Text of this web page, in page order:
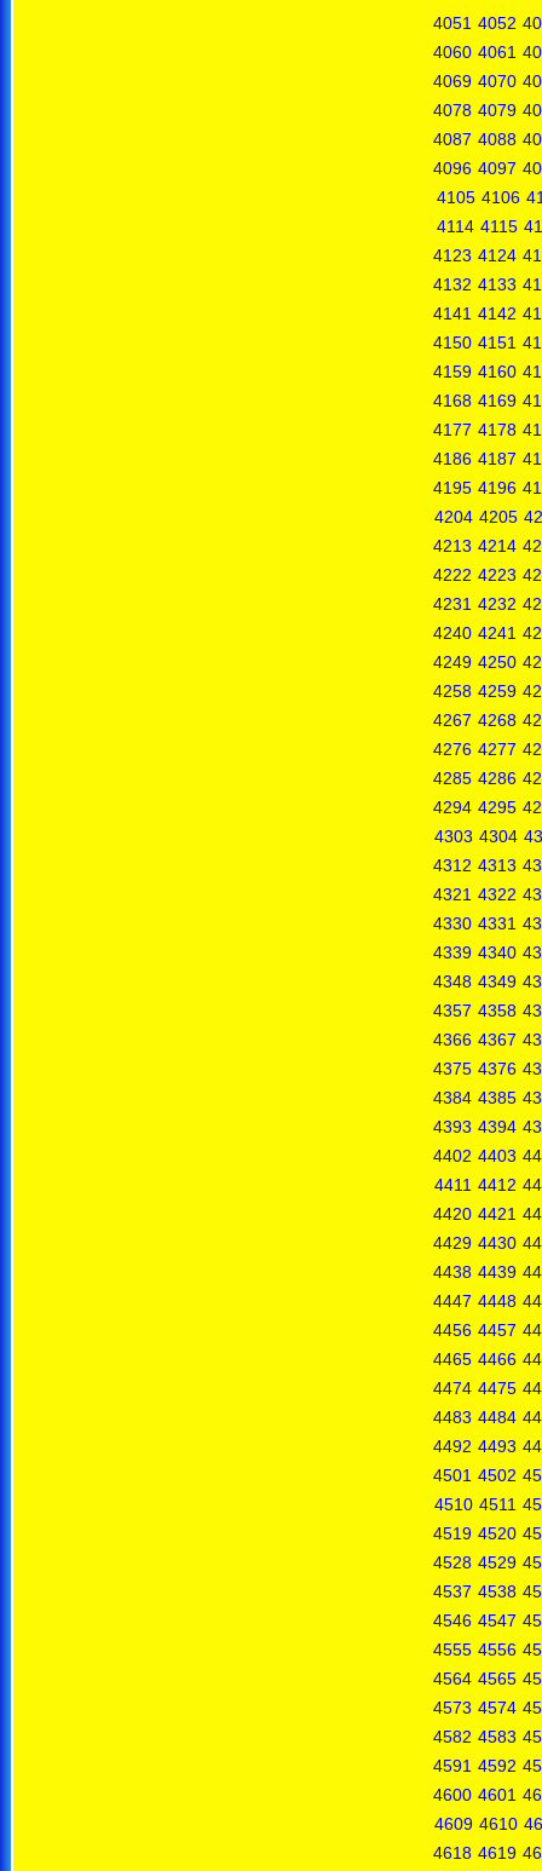
4051 4052
4060 4061
4069 4070
4078 4079
4087 4088
4096 4097
4105 4106
4114 4115
4123 4124
4132 4133
4141 4142
4150 4151
4159 4160
4168 4169
4177 4178
4186 4187
4195 4196
4204 4205
4213 4214
4222 4223
4231 4232
4240 4241
4249 4250
4258 4259
4267 4268
4276 4277
4285 4286
4294 4295
4303 4304
4312 4313
4321 4322
4330 4331
4339 4340
4348 4349
4357 4358
4366 4367
4375 4376
4384 4385
4393 4394
4402 4403
4411 4412
4420 4421
4429 4430
4438 4439
4447 4448
4456 4457
4465 4466
4474 4475
4483 4484
4492 4493
4501 4502
4510 4511
4519 4520
4528 4529
4537 4538
4546 4547
4555 4556
4564 4565
4573 4574
4582 4583
4591 4592
4600 4601
4609 4610
4618 4619